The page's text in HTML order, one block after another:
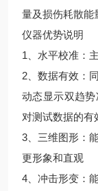
量及损伤耗散
仪器优势说明
1、水平校准：
2、数据有效：
动态显示双趋
对测试数据的有
3、三维图形：
更形象和直观
4、冲击形变：